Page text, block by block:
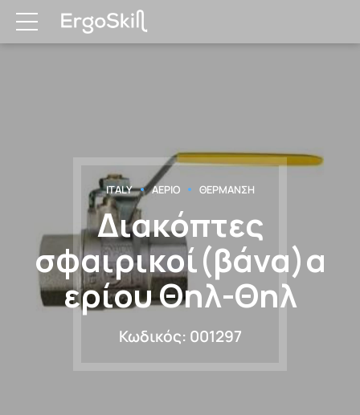
ITALY ΑΕΡΙΟ ΘΕΡΜΑΝΣΗ
Διακόπτες
σφαιρικοί(βάνα)α
ερίου Θηλ-Θηλ
Κωδικός: 001297